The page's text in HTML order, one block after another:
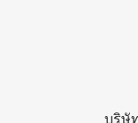
บริษั